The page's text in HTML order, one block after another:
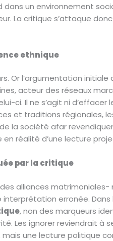
un environnement
La critique s’attaque
ethnique
Or l’argumentation
acteur des réseaux
ci. Il ne s’agit ni
et traditions régionales,
la société afar
réalité d’une lecture
par la critique
alliances
erronée.
, non des marqueurs
Les ignorer reviendrait à
mais une lecture politique